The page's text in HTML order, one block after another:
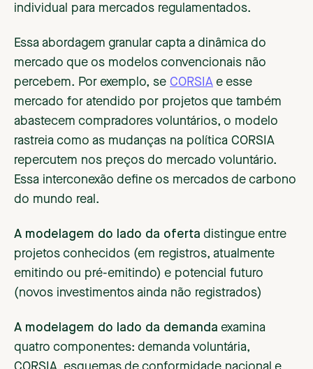
individual para mercados regulamentados.
Essa abordagem granular capta a dinâmica do
mercado que os modelos convencionais não
percebem. Por exemplo, se CORSIA e esse
mercado for atendido por projetos que também
abastecem compradores voluntários, o modelo
rastreia como as mudanças na política CORSIA
repercutem nos preços do mercado voluntário.
Essa interconexão define os mercados de carbono
do mundo real.
A modelagem do lado da oferta distingue entre
projetos conhecidos (em registros, atualmente
emitindo ou pré-emitindo) e potencial futuro
(novos investimentos ainda não registrados)
A modelagem do lado da demanda examina
quatro componentes: demanda voluntária,